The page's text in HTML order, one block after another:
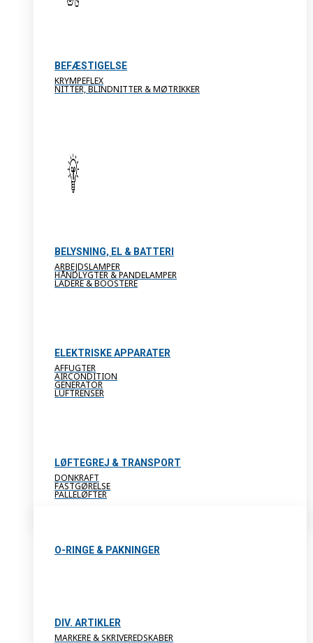
BEFÆSTIGELSE
KRYMPEFLEX
NITTER, BLINDNITTER & MØTRIKKER
BELYSNING, EL & BATTERI
ARBEJDSLAMPER
HÅNDLYGTER & PANDELAMPER
LADERE & BOOSTERE
ELEKTRISKE APPARATER
AFFUGTER
AIRCONDITION
GENERATOR
LUFTRENSER
LØFTEGREJ & TRANSPORT
DONKRAFT
FASTGØRELSE
PALLELØFTER
O-RINGE & PAKNINGER
DIV. ARTIKLER
MARKERE & SKRIVEREDSKABER